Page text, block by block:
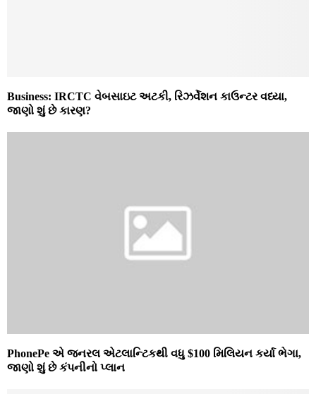
Business: IRCTC વેબસાઇટ અટકી, રિઝર્વેશન કાઉન્ટર વધ્યા,
જાણો શું છે કારણ?
PhonePe એ જનરલ એટલાન્ટિકથી વધુ $100 મિલિયન કર્યા ભેગા,
જાણો શું છે કંપનીનો પ્લાન